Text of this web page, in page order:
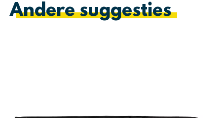
Andere suggesties